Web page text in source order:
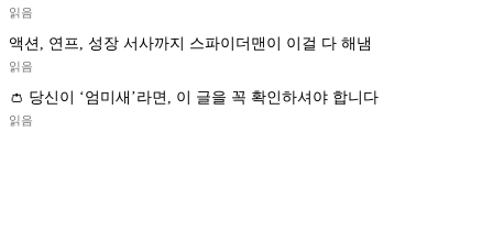
읽음
액션, 연프, 성장 서사까지 스파이더맨이 이걸 다 해냄
읽음
👛 당신이 ‘엄미새’라면, 이 글을 꼭 확인하셔야 합니다
읽음